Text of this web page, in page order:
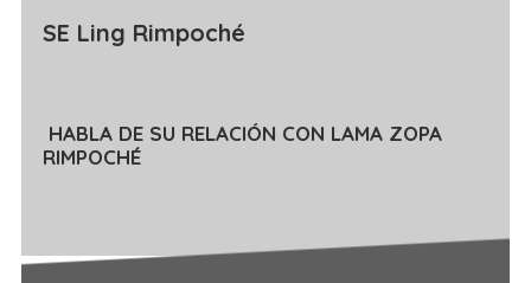
SE Ling Rimpoché
HABLA DE SU RELACIÓN CON LAMA ZOPA
RIMPOCHÉ